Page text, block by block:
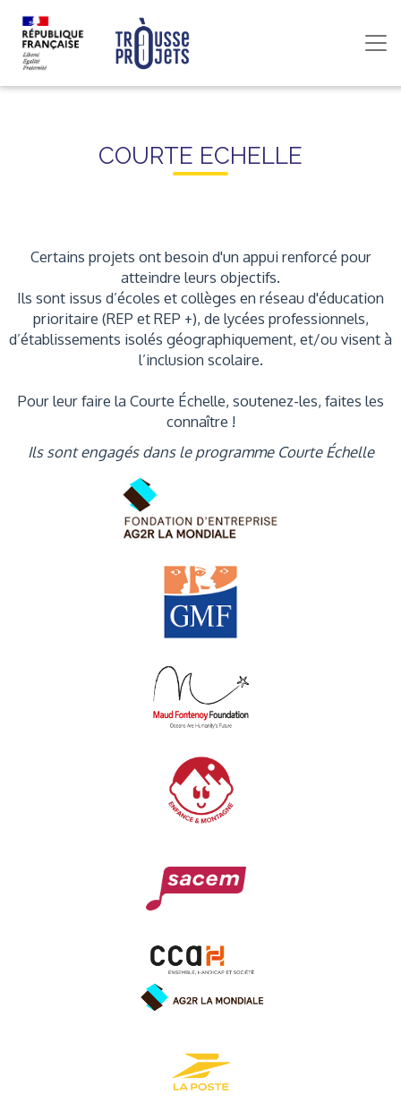
COURTE ECHELLE
Certains projets ont besoin d'un appui renforcé pour
atteindre leurs objectifs.
Ils sont issus d’écoles et collèges en réseau d'éducation
prioritaire (REP et REP +), de lycées professionnels,
d’établissements isolés géographiquement, et/ou visent à
l’inclusion scolaire.
Pour leur faire la Courte Échelle, soutenez-les, faites les
connaître !
Ils sont engagés dans le programme Courte Échelle